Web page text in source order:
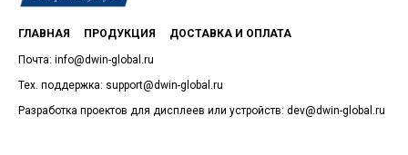
ГЛАВНАЯ ПРОДУКЦИЯ ДОСТАВКА И ОПЛАТА
Почта: info@dwin-global.ru
Тех. поддержка: support@dwin-global.ru
Разработка проектов для дисплеев или устройств: dev@dwin-global.ru